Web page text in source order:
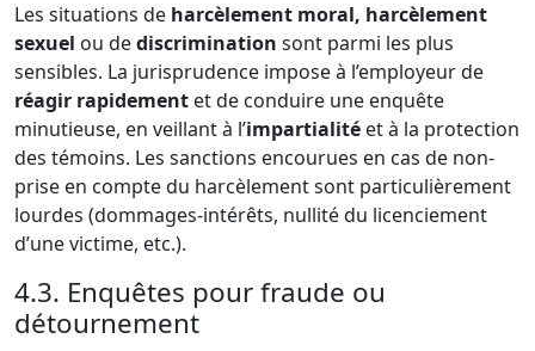
Les situations de harcèlement moral, harcèlement
sexuel ou dediscrimination sont parmi les plus
sensibles. La jurisprudence impose à l’employeur de
réagir rapidement et de conduire une enquête
minutieuse, en veillant à l’impartialité et à la protection
des témoins. Les sanctions encourues en cas de non-
prise en compte du harcèlement sont particulièrement
lourdes (dommages-intérêts, nullité du licenciement
d’une victime, etc.).
4.3. Enquêtes pour fraude ou
détournement